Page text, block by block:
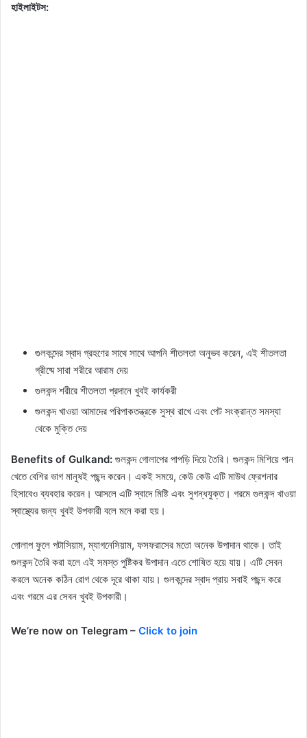
হাইলাইটস:
গুলকন্দের স্বাদ গ্রহণের সাথে সাথে আপনি শীতলতা অনুভব করেন, এই শীতলতা
গ্রীষ্মে সারা শরীরে আরাম দেয়
গুলকন্দ শরীরে শীতলতা প্রদানে খুবই কার্যকরী
গুলকন্দ খাওয়া আমাদের পরিপাকতন্ত্রকে সুস্থ রাখে এবং পেট সংক্রান্ত সমস্যা
থেকে মুক্তি দেয়
Benefits of Gulkand: গুলকন্দ গোলাপের পাপড়ি দিয়ে তৈরি। গুলকন্দ মিশিয়ে পান
খেতে বেশির ভাগ মানুষই পছন্দ করেন। একই সময়ে, কেউ কেউ এটি মাউথ ফ্রেশনার
হিসাবেও ব্যবহার করেন। আসলে এটি স্বাদে মিষ্টি এবং সুগন্ধযুক্ত। গরমে গুলকন্দ খাওয়া
স্বাস্থ্যের জন্য খুবই উপকারী বলে মনে করা হয়।
গোলাপ ফুলে পটাসিয়াম, ম্যাগনেসিয়াম, ফসফরাসের মতো অনেক উপাদান থাকে। তাই
গুলকন্দ তৈরি করা হলে এই সমস্ত পুষ্টিকর উপাদান এতে শোষিত হয়ে যায়। এটি সেবন
করলে অনেক কঠিন রোগ থেকে দূরে থাকা যায়। গুলকন্দের স্বাদ প্রায় সবাই পছন্দ করে
এবং গরমে এর সেবন খুবই উপকারী।
We’re now on Telegram – Click to join